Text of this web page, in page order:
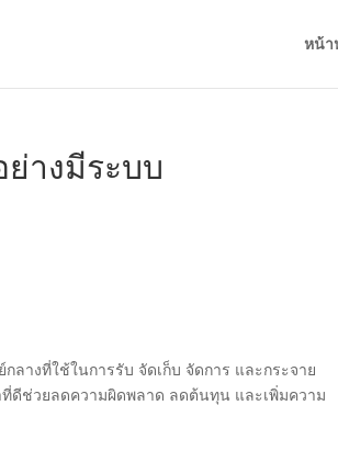
หน้า
างมีระบบ
ลางที่ใช้ในการรับ จัดเก็บ จัดการ และกระจาย
ดีช่วยลดความผิดพลาด ลดต้นทุน และเพิ่มความ